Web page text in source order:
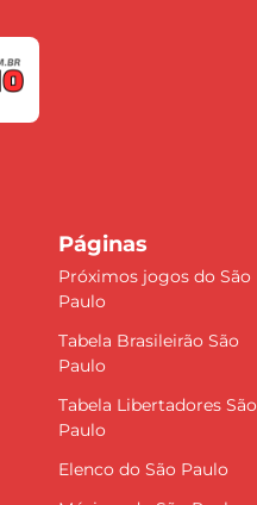
Páginas
Próximos jogos do São
Paulo
Tabela Brasileirão São
Paulo
Tabela Libertadores São
Paulo
Elenco do São Paulo